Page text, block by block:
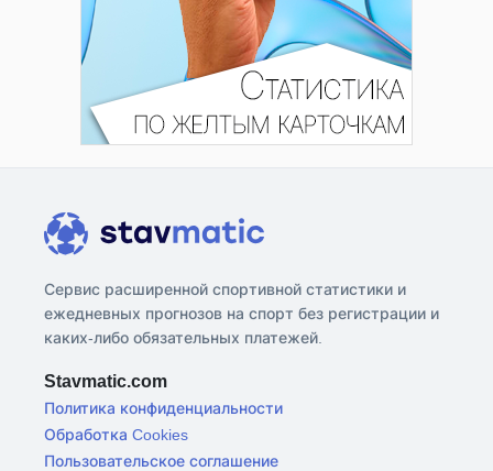
Сервис расширенной спортивной статистики и
ежедневных прогнозов на спорт без регистрации и
каких-либо обязательных платежей.
Stavmatic.com
Политика конфиденциальности
Обработка Cookies
Пользовательское соглашение